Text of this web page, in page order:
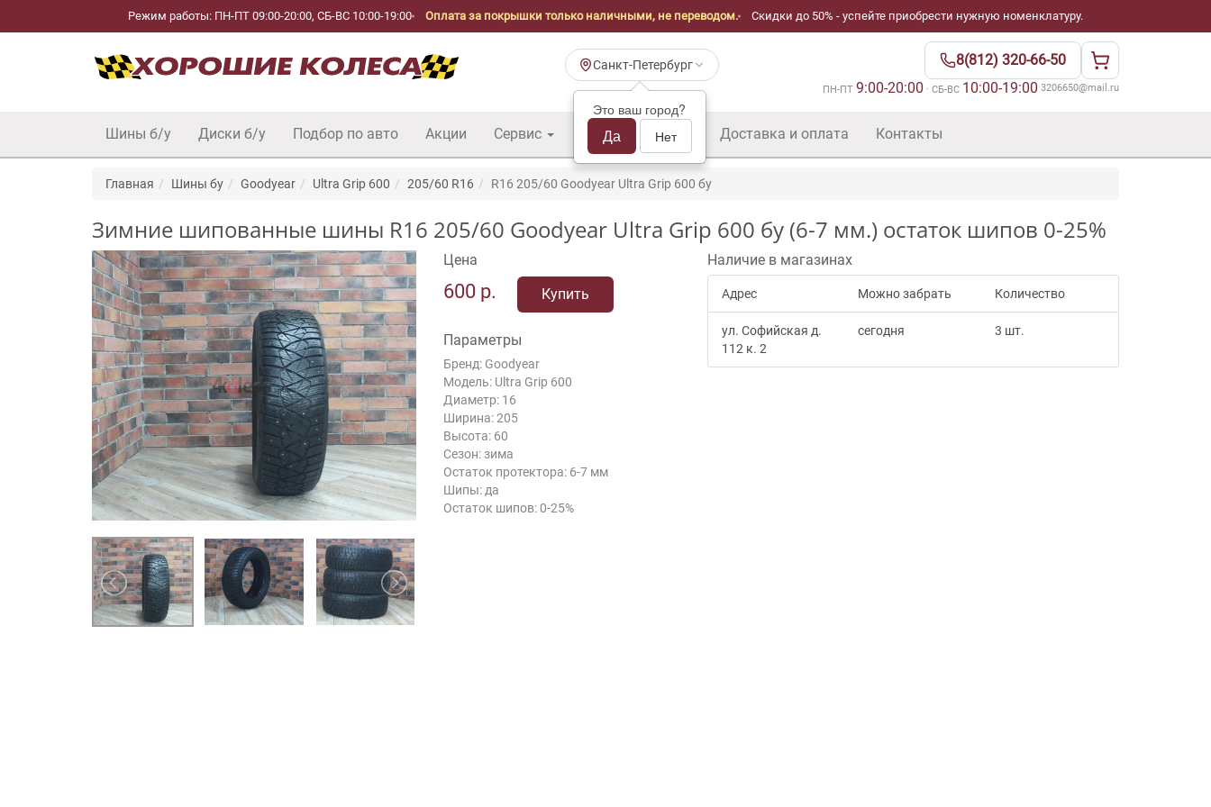
Режим работы: ПН-ПТ 09:00-20:00, СБ-ВС 10:00-19:00 Оплата за покрышки только наличными, не переводом. Скидки до 50% - успейте приобрести нужную номенклатуру.
Санкт-Петербург
Это ваш город?
Да Нет
8(812) 320-66-50
ПН-ПТ 9:00-20:00 · СБ-ВС 10:00-19:00·3206650@mail.ru
Шины б/у Диски б/у Подбор по авто Акции Сервис Шины б/у оптом Доставка и оплата Контакты
Главная Шины бу Goodyear Ultra Grip 600 205/60 R16 R16 205/60 Goodyear Ultra Grip 600 бу
Зимние шипованные шины R16 205/60 Goodyear Ultra Grip 600 бу (6-7 мм.) остаток шипов 0-25%
Цена
600 р. Купить
Параметры
Бренд: Goodyear
Модель: Ultra Grip 600
Диаметр: 16
Ширина: 205
Высота: 60
Сезон: зима
Остаток протектора: 6-7 мм
Шипы: да
Остаток шипов: 0-25%
Наличие в магазинах
Адрес Можно забрать Количество
ул. Софийская д.
112 к. 2
сегодня 3 шт.